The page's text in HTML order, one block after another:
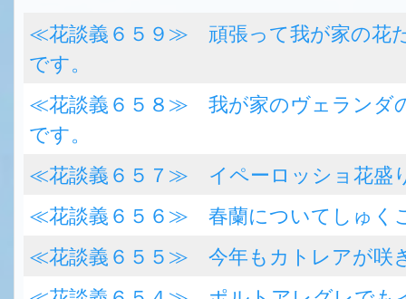
≪花談義６５９≫ 頑張って我が家の花
です。
≪花談義６５８≫ 我が家のヴェランダ
です。
≪花談義６５７≫ イペーロッショ花盛
≪花談義６５６≫ 春蘭についてしゅく
≪花談義６５５≫ 今年もカトレアが咲